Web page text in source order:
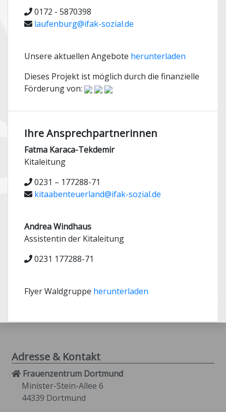
0172 - 5870398
laufenburg@ifak-sozial.de
Unsere aktuellen Angebote herunterladen
Dieses Projekt ist möglich durch die finanzielle
Förderung von:
Ihre Ansprechpartnerinnen
Fatma Karaca-Tekdemir
Kitaleitung
0231 – 177288-71
kitaabenteuerland@ifak-sozial.de
Andrea Windhaus
Assistentin der Kitaleitung
0231 177288-71
Flyer Waldgruppe herunterladen
Adresse & Kontakt
Frauenzentrum Dortmund
Minister-Stein-Allee 6
44339 Dortmund